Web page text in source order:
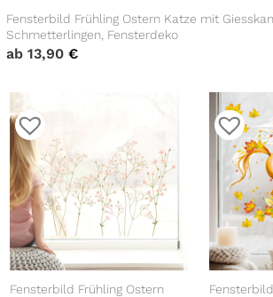
Fensterbild Frühling Ostern Katze mit
Schmetterlingen, Fensterdeko
ab 13,90 €
Fensterbild Frühling Ostern